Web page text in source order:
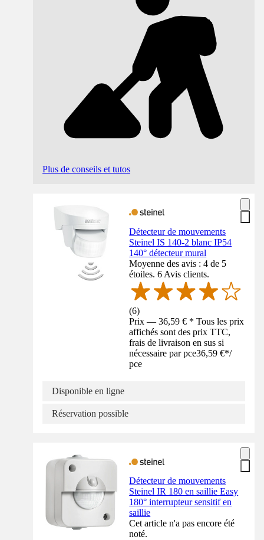
Plus de conseils et tutos
Détecteur de mouvements
Steinel IS 140-2 blanc IP54
140° détecteur mural
Moyenne des avis : 4 de 5
étoiles. 6 Avis clients.
(6)
Prix — 36,59 € * Tous les prix
affichés sont des prix TTC,
frais de livraison en sus si
nécessaire par pce36,59 €*/
pce
Disponible en ligne
Réservation possible
Détecteur de mouvements
Steinel IR 180 en saillie Easy
180° interrupteur sensitif en
saillie
Cet article n'a pas encore été
noté.